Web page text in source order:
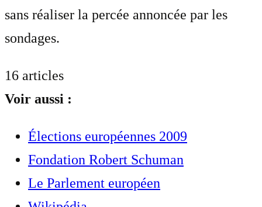
sans réaliser la percée annoncée par les
sondages.
16 articles
Voir aussi :
Élections européennes 2009
Fondation Robert Schuman
Le Parlement européen